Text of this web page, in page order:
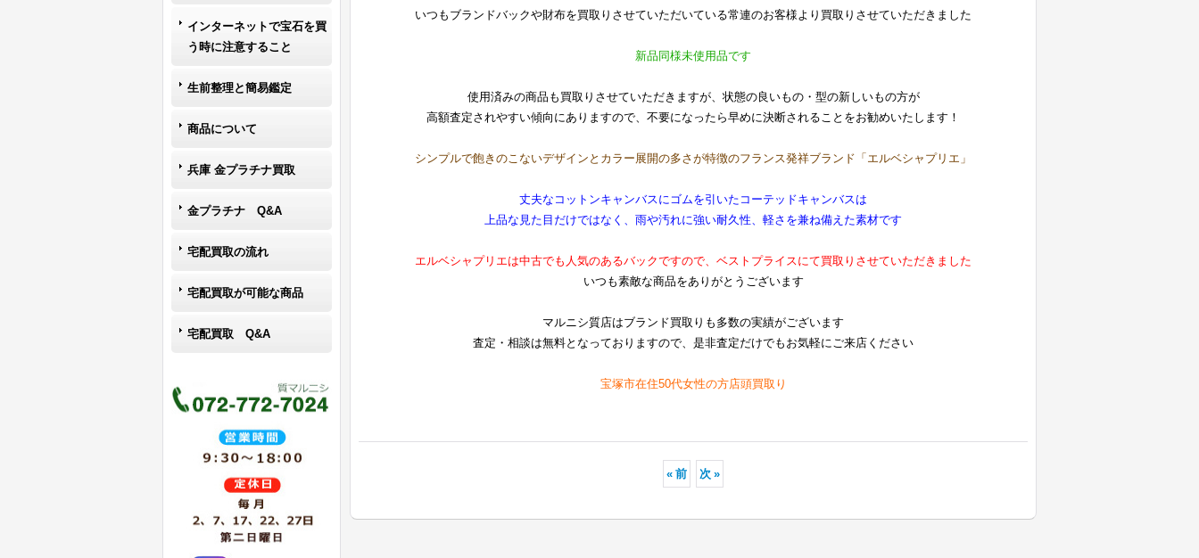
インターネットで宝石を買
う時に注意すること
生前整理と簡易鑑定
商品について
兵庫 金プラチナ買取
金プラチナ Q&A
宅配買取の流れ
宅配買取が可能な商品
宅配買取 Q&A
いつもブランドバックや財布を買取りさせていただいている常連のお客様より買取りさせていただきました
新品同様未使用品です
使用済みの商品も買取りさせていただきますが、状態の良いもの・型の新しいもの方が
高額査定されやすい傾向にありますので、不要になったら早めに決断されることをお勧めいたします！
シンプルで飽きのこないデザインとカラー展開の多さが特徴のフランス発祥ブランド「エルベシャプリエ」
丈夫なコットンキャンバスにゴムを引いたコーテッドキャンバスは
上品な見た目だけではなく、雨や汚れに強い耐久性、軽さを兼ね備えた素材です
エルベシャプリエは中古でも人気のあるバックですので、ベストプライスにて買取りさせていただきました
いつも素敵な商品をありがとうございます
マルニシ質店はブランド買取りも多数の実績がございます
査定・相談は無料となっておりますので、是非査定だけでもお気軽にご来店ください
宝塚市在住50代女性の方店頭買取り
« 前 次 »